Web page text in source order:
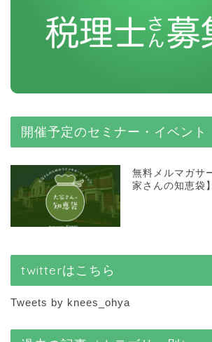
開催予定のセミナー・イベント
無料メルマガサ
家さんの知恵袋】
twitterはこちら
Tweets by knees_ohya